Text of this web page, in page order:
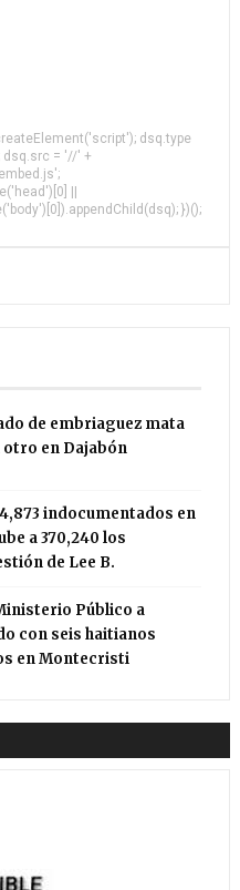
dsq.type
dsq.src = '//' +
||
})();
de embriaguez mata
otro en Dajabón
indocumentados en
a 370,240 los
de Lee B.
Público a
con seis haitianos
en Montecristi